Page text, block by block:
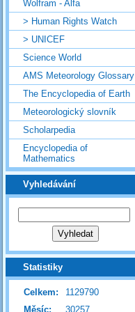
Wolfram - Alfa
> Human Rights Watch
> UNICEF
Science World
AMS Meteorology Glossary
The Encyclopedia of Earth
Meteorologický slovník
Scholarpedia
Encyclopedia of
Mathematics
Vyhledávání
Statistiky
Celkem:
1129790
Měsíc:
30257